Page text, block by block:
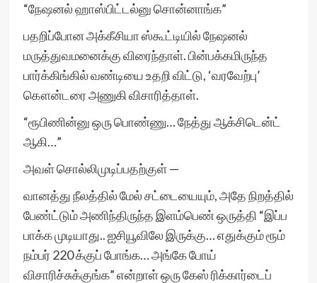
“நேஷனல் ஹாஸ்பிட்டல்னு சொன்னாங்க”
பதறிப்போன அக்கீசியா ஸ்கூட்டியில் நேஷனல்
மருத்துவமனைக்கு விரைந்தாள். பின்பக்கமிருந்த
பார்க்கிங்கில் வண்டியை உதறி விட்டு, ‘வரவேற்பு’
கௌன்டரை அணுகி விசாரித்தாள்.
“ரூபிணின்னு ஒரு பொண்ணு… நேத்து ஆக்சிடென்ட்
ஆகி…”
அவள் சொல்லிமுடிப்பதற்குள் —
வானத்து நீலத்தில் மேல் சட்டையையும், அதே நிறத்தில்
பேண்ட்டும் அணிந்திருந்த இளம்பெண் ஒருத்தி “இப்ப
பாக்க முடியாது.. ஐசியூவிலே இருக்கு… எதுக்கும் ரூம்
நம்பர் 220 க்குப் போங்க… அங்கே போய்
விசாரிச்சுக்குங்க” என்றாள் ஒரு கேஸ் ரிக்கார்டைப்